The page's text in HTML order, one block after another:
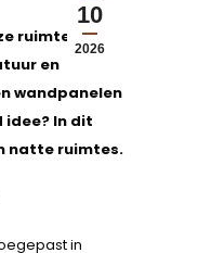
10
2026
ruimte
en
wandpanelen
In dit
natte ruimtes.
in